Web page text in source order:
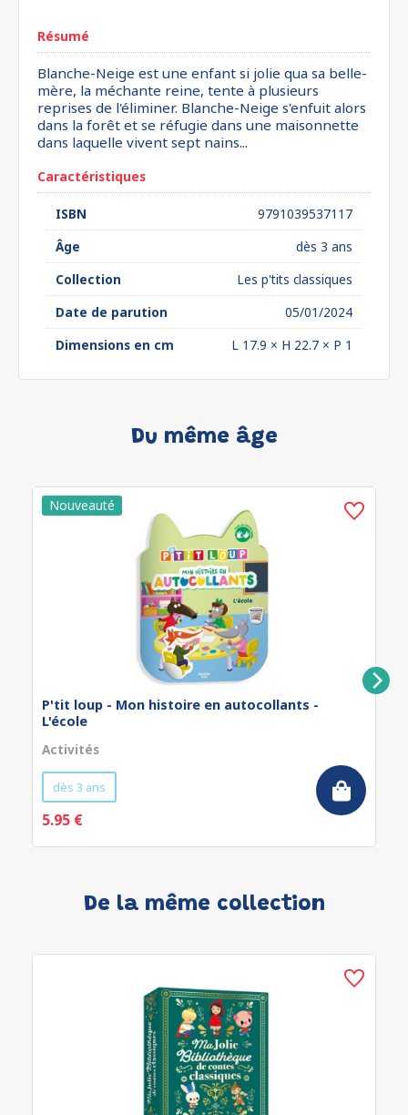
Résumé
Blanche-Neige est une enfant si jolie qua sa belle-
mère, la méchante reine, tente à plusieurs
reprises de l'éliminer. Blanche-Neige s'enfuit alors
dans la forêt et se réfugie dans une maisonnette
dans laquelle vivent sept nains...
Caractéristiques
ISBN
9791039537117
Âge
dès 3 ans
Collection
Les p'tits classiques
Date de parution
05/01/2024
Dimensions en cm
L 17.9 × H 22.7 × P 1
Du même âge
P'tit loup - Mon histoire en autocollants -
L'école
Activités
dès 3 ans
5.95 €
De la même collection